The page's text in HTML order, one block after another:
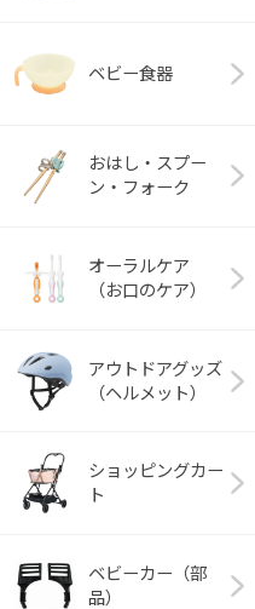
ベビー食器
おはし・スプー
ン・フォーク
オーラルケア
（お口のケア）
アウトドアグッズ
（ヘルメット）
ショッピングカー
ト
ベビーカー（部
品）